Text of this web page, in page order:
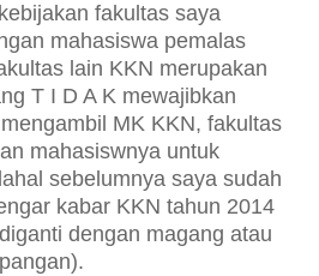
fakultas saya
mahasiswa pemalas
lain KKN merupakan
T I D A K mewajibkan
MK KKN, fakultas
mahasiswnya untuk
sebelumnya saya sudah
kabar KKN tahun 2014
dengan magang atau